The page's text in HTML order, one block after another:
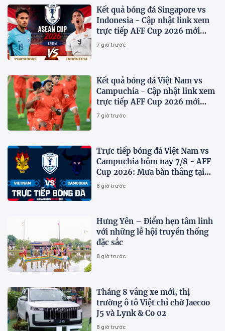
Kết quả bóng đá Singapore vs
Indonesia - Cập nhật link xem
trực tiếp AFF Cup 2026 mới
nhất.
7 giờ trước
Kết quả bóng đá Việt Nam vs
Campuchia - Cập nhật link xem
trực tiếp AFF Cup 2026 mới
nhất
7 giờ trước
Trực tiếp bóng đá Việt Nam vs
Campuchia hôm nay 7/8 - AFF
Cup 2026: Mưa bàn thắng tại
Mỹ Đình?
8 giờ trước
Hưng Yên – Điểm hẹn tâm linh
với những lễ hội truyền thống
đặc sắc
8 giờ trước
Tháng 8 vắng xe mới, thị
trường ô tô Việt chỉ chờ Jaecoo
J5 và Lynk & Co 02
8 giờ trước